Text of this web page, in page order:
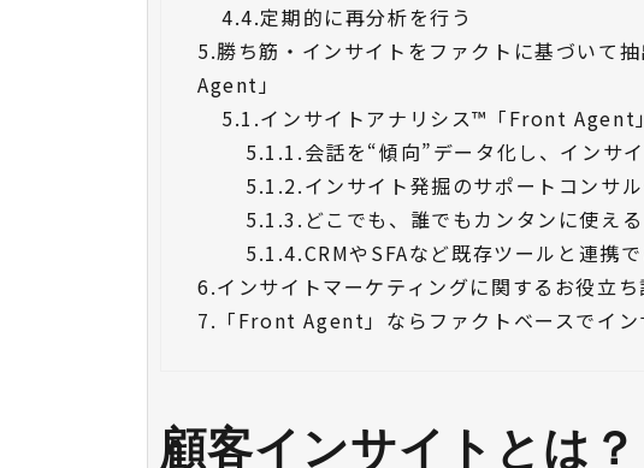
4.4.定期的に再分析を行う
5.勝ち筋・インサイトをファクトに基づいて
Agent」
5.1.インサイトアナリシス™「Front Agent
5.1.1.会話を“傾向”データ化し、インサ
5.1.2.インサイト発掘のサポートコンサ
5.1.3. どこでも、誰でもカンタンに使える
5.1.4.CRMやSFAなど既存ツールと連携
6.インサイトマーケティングに関するお役立
7. 「Front Agent」ならファクトベースでイン
顧客インサイトとは？